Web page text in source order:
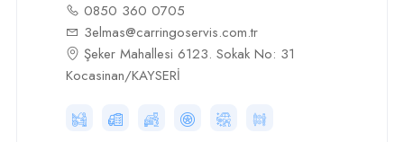
0850 360 0705
3elmas@carringoservis.com.tr
Şeker Mahallesi 6123. Sokak No: 31
Kocasinan/KAYSERİ